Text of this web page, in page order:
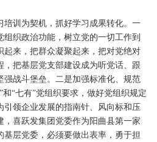
培训为契机，抓好学习成果转化。一
织政治功能，树立党的一切工作到
起来，把群众凝聚起来，把对党绝对
，把基层党支部建设成为听党话、跟
强战斗堡垒。二是加强标准化、规范
“七有”党组织要求，做好党组织规定
引领企业发展的指南针、风向标和压
，喜跃发集团党委作为阳曲县第一家
层党委，必须要做出表率，勇于担